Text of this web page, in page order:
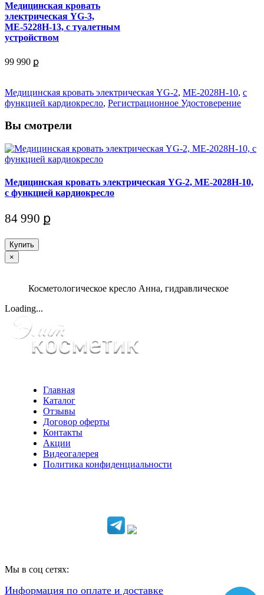
Медицинская кровать
электрическая YG-3,
МЕ-5228Н-13, c туалетным
устройством
99 990 ք
Медицинская кровать электрическая YG-2, МЕ-2028Н-10, c
функцией кардиокресло, Регистрационное Удостоверение
Вы смотрели
Медицинская кровать электрическая YG-2, МЕ-2028Н-10,
c функцией кардиокресло
84 990 ք
Купить
×
Косметологическое кресло Анна, гидравлическое
Loading...
Главная
Каталог
Отзывы
Договор оферты
Контакты
Акции
Видеогалерея
Политика конфиденциальности
Мы в соц сетях:
Информация по оплате и доставке